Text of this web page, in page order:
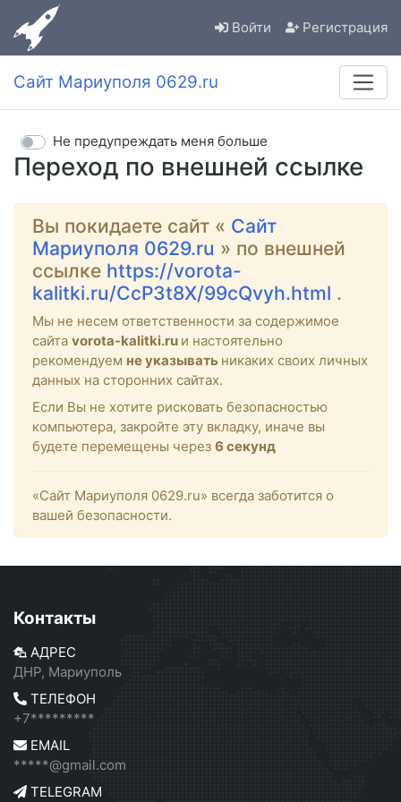
Войти Регистрация
Сайт Мариуполя 0629.ru
Переход по внешней ссылке
Не предупреждать меня больше
Вы покидаете сайт « Сайт
Мариуполя 0629.ru » по внешней
ссылке https://vorota-
kalitki.ru/CcP3t8X/99cQvyh.html .
Мы не несем ответственности за содержимое
сайта vorota-kalitki.ru и настоятельно
рекомендуем не указывать никаких своих личных
данных на сторонних сайтах.
Если Вы не хотите рисковать безопасностью
компьютера, закройте эту вкладку, иначе вы
будете перемещены через 6 секунд
«Сайт Мариуполя 0629.ru» всегда заботится о
вашей безопасности.
Контакты
АДРЕС
ДНР, Мариуполь
ТЕЛЕФОН
+7*********
EMAIL
*****@gmail.com
TELEGRAM